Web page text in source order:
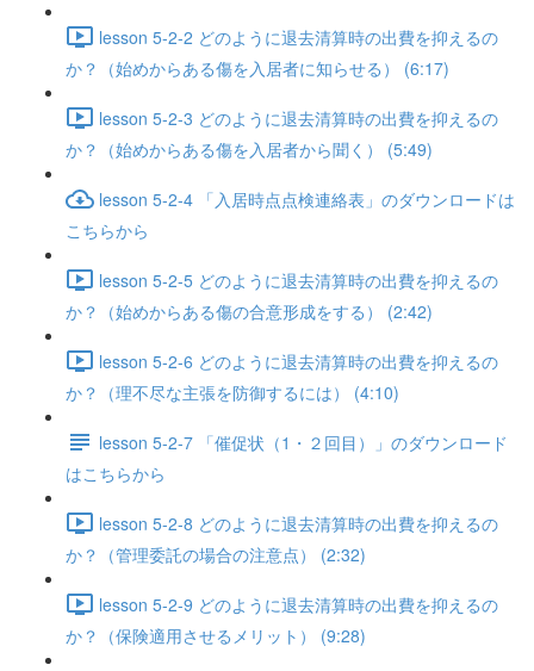
lesson 5-2-2 どのように退去清算時の出費を抑えるの
か？（始めからある傷を入居者に知らせる） (6:17)
lesson 5-2-3 どのように退去清算時の出費を抑えるの
か？（始めからある傷を入居者から聞く） (5:49)
lesson 5-2-4 「入居時点点検連絡表」のダウンロードは
こちらから
lesson 5-2-5 どのように退去清算時の出費を抑えるの
か？（始めからある傷の合意形成をする） (2:42)
lesson 5-2-6 どのように退去清算時の出費を抑えるの
か？（理不尽な主張を防御するには） (4:10)
lesson 5-2-7 「催促状（1・２回目）」のダウンロード
はこちらから
lesson 5-2-8 どのように退去清算時の出費を抑えるの
か？（管理委託の場合の注意点） (2:32)
lesson 5-2-9 どのように退去清算時の出費を抑えるの
か？（保険適用させるメリット） (9:28)